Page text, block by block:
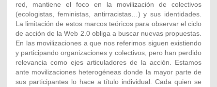
red, mantiene el foco en la movilización de colectivos
(ecologistas, feministas, antirracistas…) y sus identidades.
La limitación de estos marcos teóricos para observar el ciclo
de acción de la Web 2.0 obliga a buscar nuevas propuestas.
En las movilizaciones a que nos referimos siguen existiendo
y participando organizaciones y colectivos, pero han perdido
relevancia como ejes articuladores de la acción. Estamos
ante movilizaciones heterogéneas donde la mayor parte de
sus participantes lo hace a título individual. Cada quien se